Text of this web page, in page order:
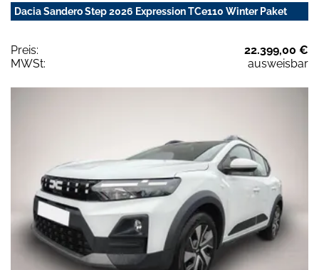
Dacia Sandero Step 2026 Expression TCe110 Winter Paket
Preis:
22.399,00 €
MWSt:
ausweisbar